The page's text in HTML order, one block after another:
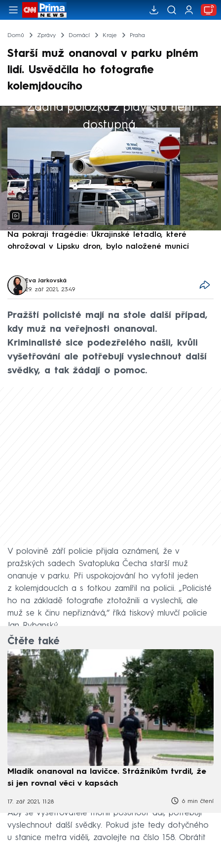
Domů Zprávy Domácí Kraje Praha
Starší muž onanoval v parku plném
lidí. Usvědčila ho fotografie
kolemjdoucího
Žádná položka z playlistu není
dostupná.
Výběr redakce
Na pokraji tragédie: Ukrajinské letadlo, které
ohrožoval v Lipsku dron, bylo naložené municí
Eva Jarkovská
29. zář 2021, 23:49
Pražští policisté mají na stole další případ,
kdy muž na veřejnosti onanoval.
Kriminalisté sice podezřelého našli, kvůli
vyšetřování ale potřebují vyslechnout další
svědky, a tak žádají o pomoc.
V polovině září policie přijala oznámení, že v
pražských sadech Svatopluka Čecha starší muž
onanuje v parku. Při uspokojování ho vyfotil jeden
z kolemjdoucích a s fotkou zamířil na policii. „Policisté
ho na základě fotografie ztotožnili a vyslechli, ale
muž se k činu nepřiznává,“ říká tiskový mluvčí policie
Jan Rybanský.
Čtěte také
Mladík onanoval na lavičce. Strážníkům tvrdil, že
si jen rovnal věci v kapsách
17. zář 2021, 11:28 6 min čtení
Aby se vyšetřovatelé mohli posunout dál, potřebují
vyslechnout další svědky. Pokud jste tedy dotyčného
u stanice metra viděli, zavolejte na číslo 158. Obrátit